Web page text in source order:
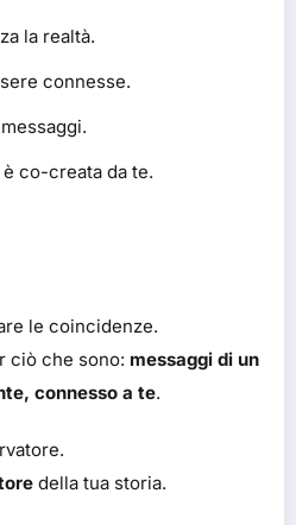
la realtà.
connesse.
co-creata da te.
le coincidenze.
ciò che sono: messaggi di un
connesso a te.
della tua storia.